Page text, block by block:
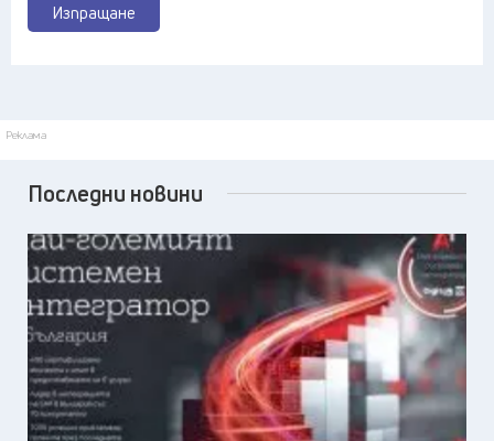
Изпращане
Реклама
Последни новини